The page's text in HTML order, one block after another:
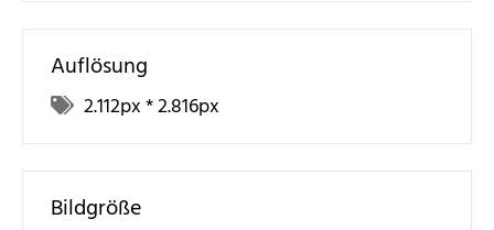
Auflösung
2.112px *2.816px
Bildgröße